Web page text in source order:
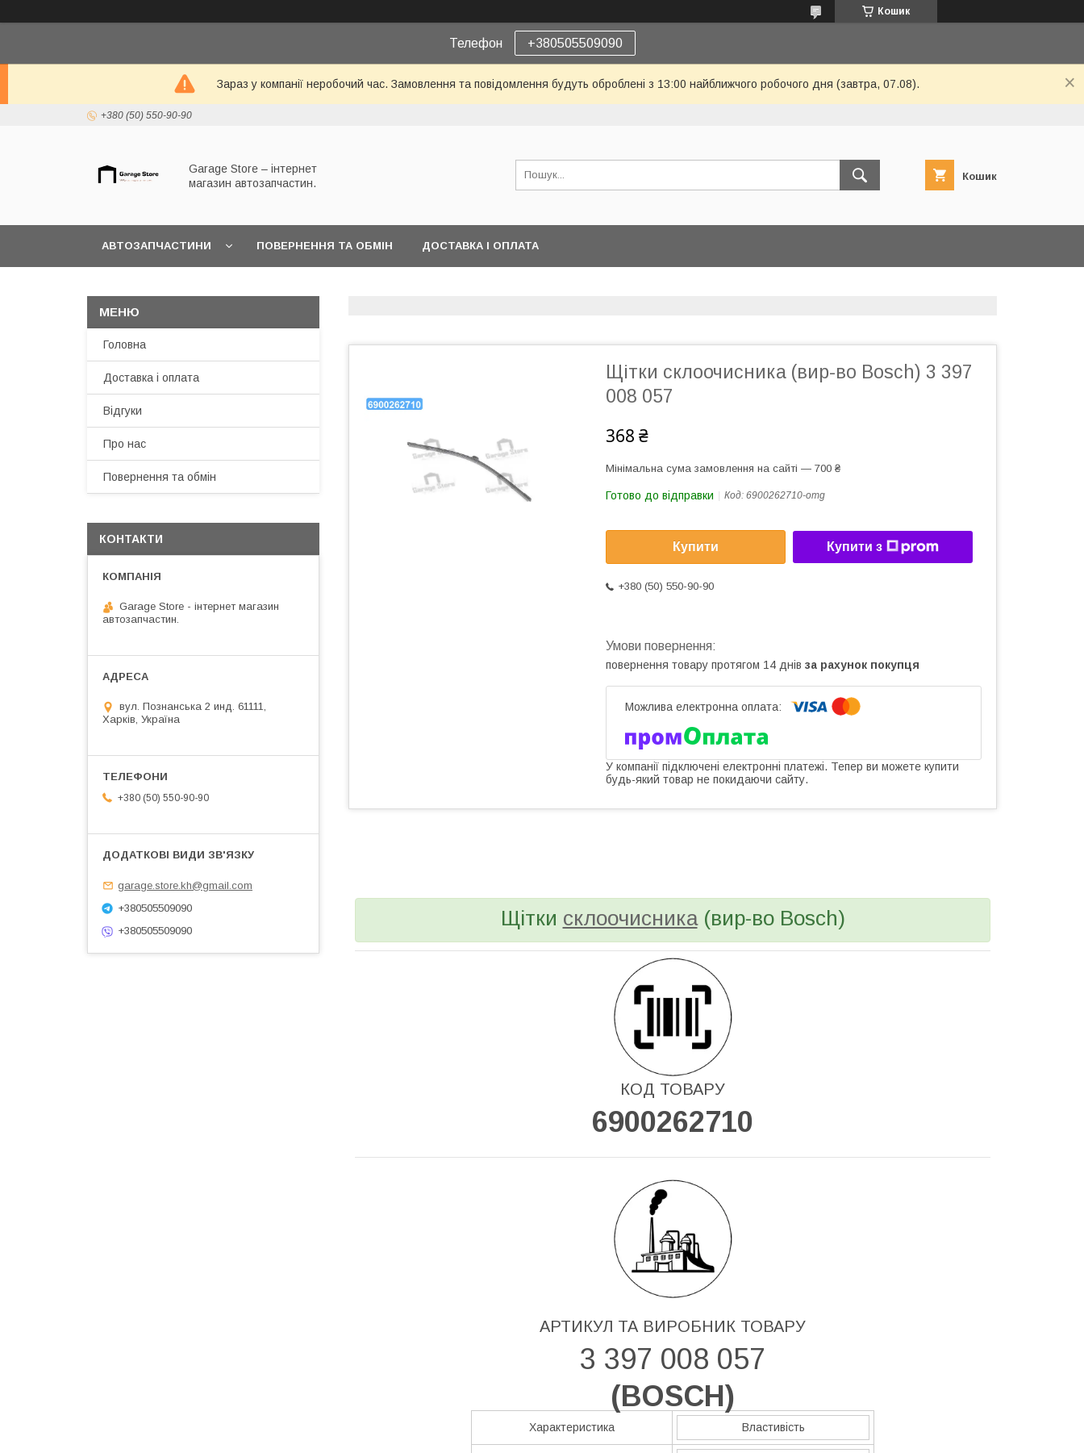
Кошик
Телефон +380505509090
Зараз у компанії неробочий час. Замовлення та повідомлення будуть оброблені з 13:00 найближчого робочого дня (завтра, 07.08).
+380 (50) 550-90-90
Garage Store – інтернет
магазин автозапчастин.
Кошик
АВТОЗАПЧАСТИНИ ПОВЕРНЕННЯ ТА ОБМІН ДОСТАВКА І ОПЛАТА
Щітки склоочисника (вир-во Bosch) 3 397
008 057
368 ₴
Мінімальна сума замовлення на сайті — 700 ₴
Готово до відправки Код: 6900262710-omg
Купити Купити з
+380 (50) 550-90-90
повернення товару протягом 14 днів за рахунок покупця
У компанії підключені електронні платежі. Тепер ви можете купити
будь-який товар не покидаючи сайту.
Щітки склоочисника(вир-во Bosch)
КОД ТОВАРУ
6900262710
АРТИКУЛ ТА ВИРОБНИК ТОВАРУ
3 397 008 057
(BOSCH)
Характеристика Властивість
Головна
Доставка і оплата
Відгуки
Про нас
Повернення та обмін
КОНТАКТИ
Garage Store - інтернет магазин
автозапчастин.
вул. Познанська 2 инд. 61111,
Харків, Україна
+380 (50) 550-90-90
garage.store.kh@gmail.com
+380505509090
+380505509090